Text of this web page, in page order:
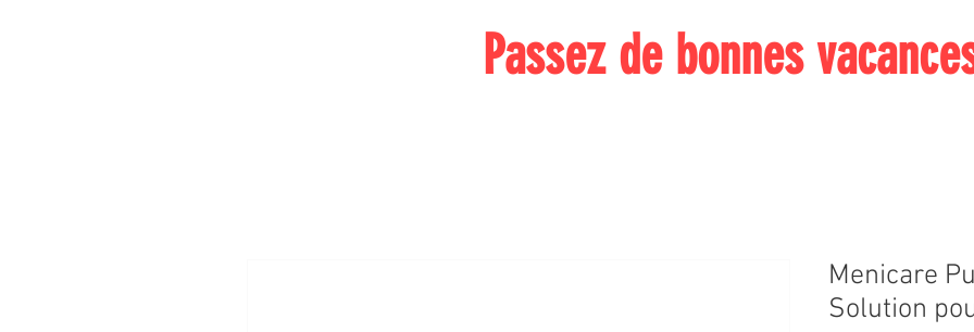
Passez de bonnes
Menicare
Solution